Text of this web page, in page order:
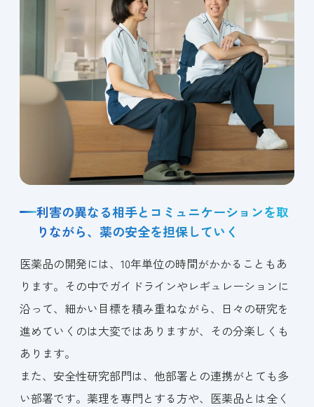
利害の異なる相手とコミュニケーションを取
りながら、薬の安全を担保していく
医薬品の開発には、10年単位の時間がかかることもあ
ります。その中でガイドラインやレギュレーションに
沿って、細かい目標を積み重ねながら、日々の研究を
進めていくのは大変ではありますが、その分楽しくも
あります。
また、安全性研究部門は、他部署との連携がとても多
い部署です。薬理を専門とする方や、医薬品とは全く